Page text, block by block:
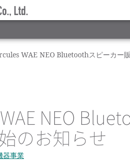
WAE NEO Bluetoothスピーカー
NEO
のお知らせ
器事業